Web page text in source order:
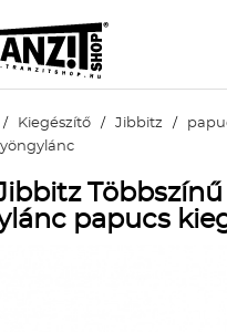
/ Kiegészítő / Jibbitz /
Többszínű
papucs